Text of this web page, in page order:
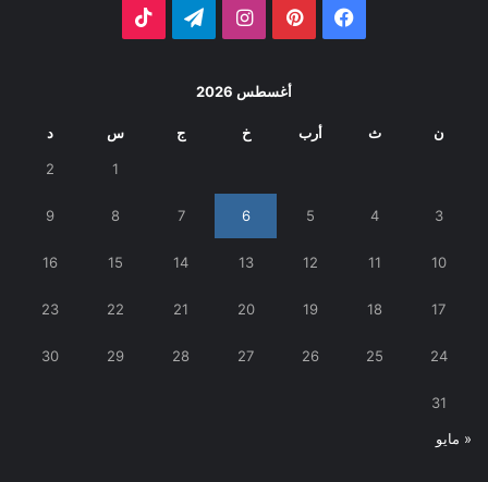
فيسبوك بينتيريستانستقرامتيلقرام
أغسطس 2026
ن ث أرب خ ج س د
1
2
3
4
5
6
7
8
9
10
11
12
13
14
15
16
17
18
19
20
21
22
23
24
25
26
27
28
29
30
31
« مايو